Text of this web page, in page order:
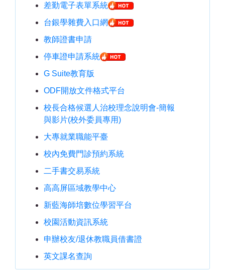
差勤電子表單系統
台銀學雜費入口網
教師證書申請
停車證申請系統
G Suite教育版
ODF開放文件格式平台
校長合格候選人治校理念說明會-簡報
與影片(校外委員專用)
大專就業職能平臺
校內免費門診預約系統
二手書交易系統
高高屏區域教學中心
新藍海師培數位學習平台
校園活動資訊系統
申辦校友/退休教職員借書證
英文課名查詢